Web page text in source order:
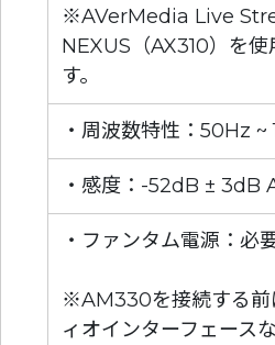
※AVerMedia Live
NEXUS（AX310）を
す。
・周波数特性：50Hz ~
・感度：-52dB ± 3dB
・ファンタム電源：必
※AM330を接続する前
ィオインターフェース